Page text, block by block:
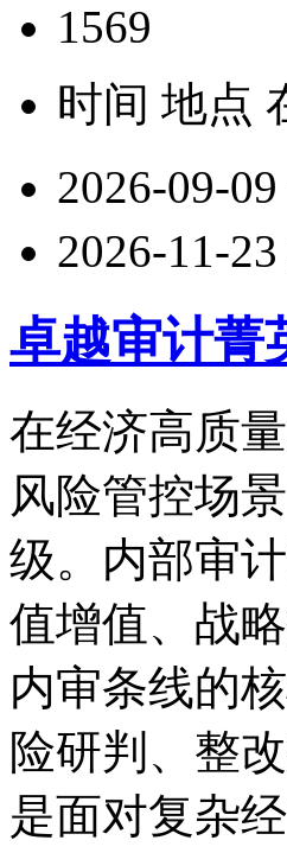
1569
时间 地点
2026-09-09
2026-11-23
卓越审计菁
在经济高质
风险管控场
级。内部审
值增值、战
内审条线的
险研判、整
是面对复杂